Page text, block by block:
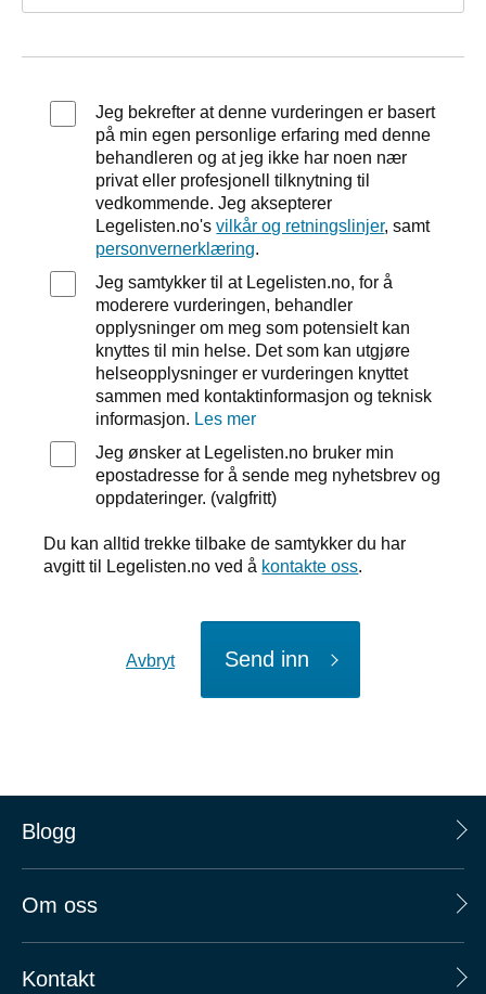
Jeg bekrefter at denne vurderingen er basert
på min egen personlige erfaring med denne
behandleren og at jeg ikke har noen nær
privat eller profesjonell tilknytning til
vedkommende. Jeg aksepterer
Legelisten.no'svilkår og retningslinjer, samt
personvernerklæring.
Jeg samtykker til at Legelisten.no, for å
moderere vurderingen, behandler
opplysninger om meg som potensielt kan
knyttes til min helse. Det som kan utgjøre
helseopplysninger er vurderingen knyttet
sammen med kontaktinformasjon og teknisk
informasjon. Les mer
Jeg ønsker at Legelisten.no bruker min
epostadresse for å sende meg nyhetsbrev og
oppdateringer. (valgfritt)
Du kan alltid trekke tilbake de samtykker du har
avgitt til Legelisten.no ved å kontakte oss.
Avbryt Send inn
Blogg
Om oss
Kontakt